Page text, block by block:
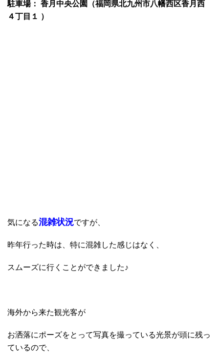
駐車場： 香月中央公園（福岡県北九州市八幡西区香月西
４丁目１ ）
気になる混雑状況ですが、
昨年行った時は、特に混雑した感じはなく、
スムーズに行くことができました♪
海外から来た観光客が
お洒落にポーズをとって写真を撮っている光景が頭に残っ
ているので、